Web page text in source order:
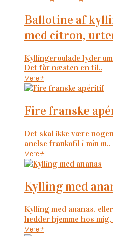
ballotine af kylling – kyllingeroulade
med citron,
Kyllingeroulade lyder
Det får næsten en til..
Mere+
fire franske
Det skal ikke være
anelse frankofil i min m..
Mere+
kylling med
Kylling med ananas,
hedder hjemme hos mig,
Mere+